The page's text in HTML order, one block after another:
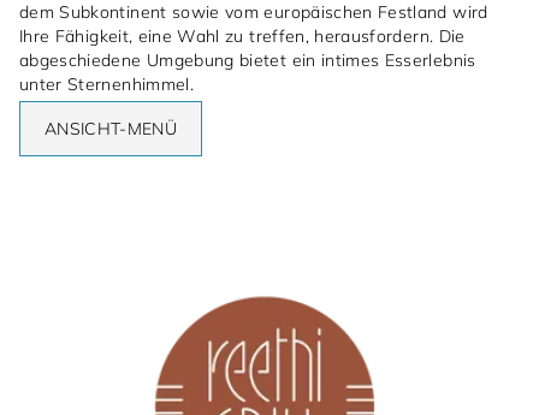
dem Subkontinent sowie vom europäischen Festland wird
Ihre Fähigkeit, eine Wahl zu treffen, herausfordern. Die
abgeschiedene Umgebung bietet ein intimes Esserlebnis
unter Sternenhimmel.
ANSICHT-MENÜ